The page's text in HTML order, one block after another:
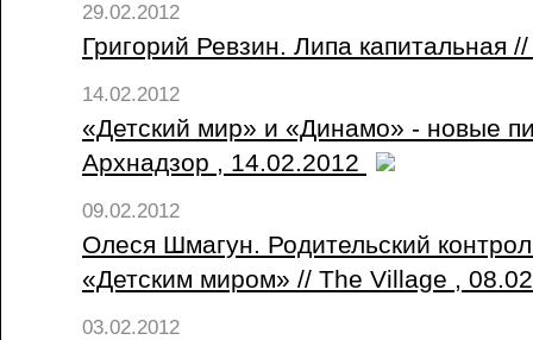
29.02.2012
Григорий Ревзин. Липа
14.02.2012
«Детский мир» и «Динамо» - новые
Архнадзор , 14.02.2012
09.02.2012
Олеся Шмагун. Родительский
«Детским миром» // The Village ,
03.02.2012